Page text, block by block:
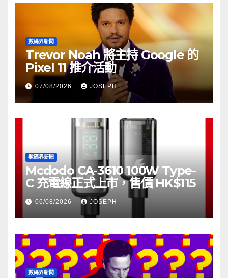
數碼界新聞
Trevor Noah 將主持 Google 的
Pixel 11 推介活動
07/08/2026 JOSEPH
數碼界新聞
Mcdodo CA-3610 100W Type-
C 充電線正式上市，售價 HK$115
06/08/2026 JOSEPH
數碼界新聞